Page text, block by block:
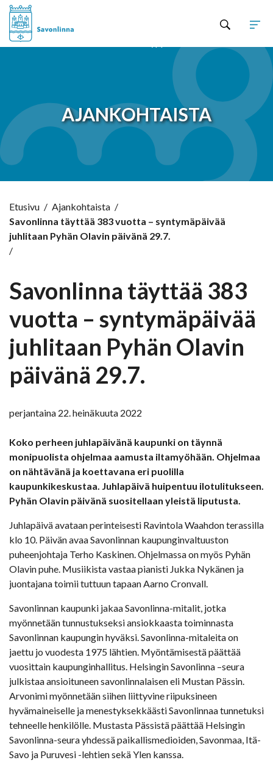
AJANKOHTAISTA
Etusivu / Ajankohtaista /
Savonlinna täyttää 383 vuotta – syntymäpäivää
juhlitaan Pyhän Olavin päivänä 29.7.
/
Savonlinna täyttää 383
vuotta – syntymäpäivää
juhlitaan Pyhän Olavin
päivänä 29.7.
perjantaina 22. heinäkuuta 2022
Koko perheen juhlapäivänä kaupunki on täynnä
monipuolista ohjelmaa aamusta iltamyöhään. Ohjelmaa
on nähtävänä ja koettavana eri puolilla
kaupunkikeskustaa. Juhlapäivä huipentuu ilotulitukseen.
Pyhän Olavin päivänä suositellaan yleistä liputusta.
Juhlapäivä avataan perinteisesti Ravintola Waahdon terassilla
klo 10. Päivän avaa Savonlinnan kaupunginvaltuuston
puheenjohtaja Terho Kaskinen. Ohjelmassa on myös Pyhän
Olavin puhe. Musiikista vastaa pianisti Jukka Nykänen ja
juontajana toimii tuttuun tapaan Aarno Cronvall.
Savonlinnan kaupunki jakaa Savonlinna-mitalit, jotka
myönnetään tunnustukseksi ansiokkaasta toiminnasta
Savonlinnan kaupungin hyväksi. Savonlinna-mitaleita on
jaettu jo vuodesta 1975 lähtien. Myöntämisestä päättää
vuosittain kaupunginhallitus. Helsingin Savonlinna –seura
julkistaa ansioituneen savonlinnalaisen eli Mustan Pässin.
Arvonimi myönnetään siihen liittyvine riipuksineen
hyvämaineiselle ja menestyksekkäästi Savonlinnaa tunnetuksi
tehneelle henkilölle. Mustasta Pässistä päättää Helsingin
Savonlinna-seura yhdessä paikallismedioiden, Savonmaa, Itä-
Savo ja Puruvesi -lehtien sekä Ylen kanssa.